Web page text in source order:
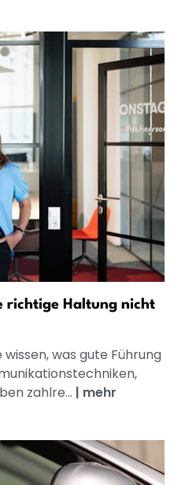
richtige Haltung nicht
was gute Führung
zahlre... | mehr